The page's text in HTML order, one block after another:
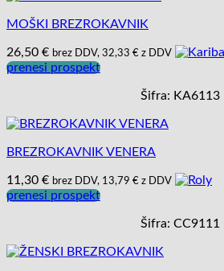
MOŠKI BREZROKAVNIK
26,50 € brez DDV, 32,33 € z DDV
prenesi prospekt
Šifra: KA6113
BREZROKAVNIK VENERA
11,30 € brez DDV, 13,79 € z DDV
prenesi prospekt
Šifra: CC9111